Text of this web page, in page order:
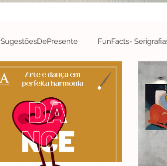
FunFacts-
Serigrafias&Afins
#EspecialCidades-
#parabéns #CelebrateWithS&A